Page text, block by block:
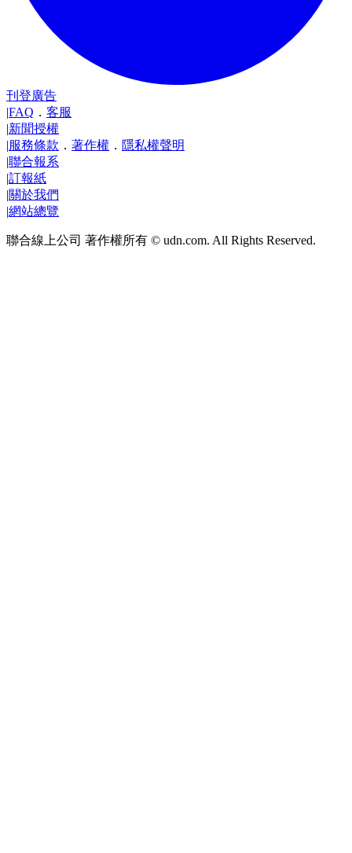
刊登廣告
|FAQ ． 客服
|新聞授權
|服務條款 ． 著作權 ． 隱私權聲明
|聯合報系
|訂報紙
|關於我們
|網站總覽
聯合線上公司 著作權所有 © udn.com. All Rights Reserved.